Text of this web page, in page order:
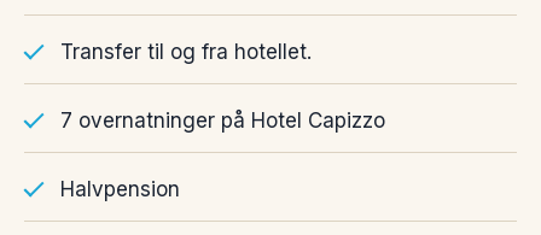
Transfer til og fra hotellet.
7 overnatninger på Hotel Capizzo
Halvpension